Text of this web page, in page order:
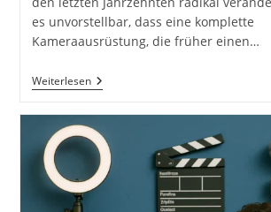
es unvorstellbar, dass eine komplette
Kameraausrüstung, die früher einen…
WeiterlesenEin
Fotorucksack
Kameraausrüstung
In
Der
Hosentasche?
Das
Smartphone